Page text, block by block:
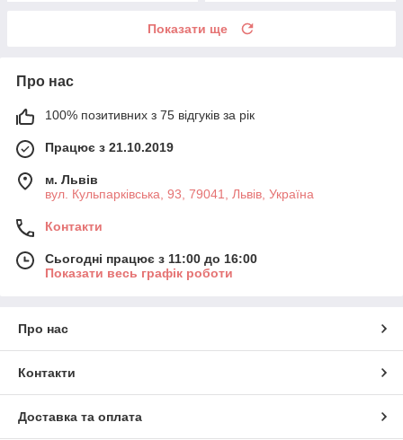
Показати ще
Про нас
100% позитивних з 75 відгуків за рік
Працює з 21.10.2019
м. Львів
вул. Кульпарківська, 93, 79041, Львів, Україна
Контакти
Сьогодні працює з 11:00 до 16:00
Показати весь графік роботи
Про нас
Контакти
Доставка та оплата